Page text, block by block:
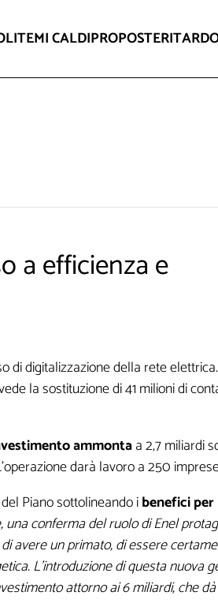
TEMI CALDIPROPOSTE
a efficienza e
di digitalizzazione della rete elettrica.
la sostituzione di 41 milioni di
ammontaa 2,7 miliardi
darà lavoro a 250
Piano sottolineando ibenefici per
conferma del ruolo di Enel
avere un primato, di essere
L’introduzione di questa nuova
attorno ai 6 miliardi, che